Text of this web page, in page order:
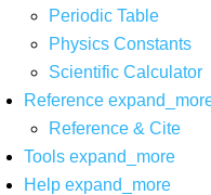
Periodic Table
Physics Constants
Scientific Calculator
Reference
Reference & Cite
Tools expand_more
Help expand_more